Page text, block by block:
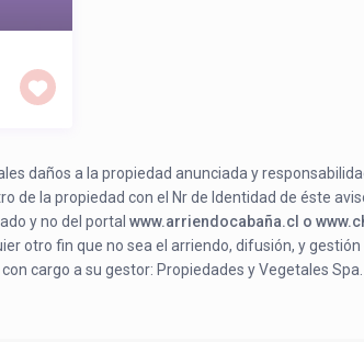
daños a la propiedad anunciada y
la propiedad con el Nr de Identidad de éste
y no del portal www.arriendocabaña.cl o
otro fin que no sea el arriendo, difusión, y
cargo a su gestor: Propiedades y Vegetales